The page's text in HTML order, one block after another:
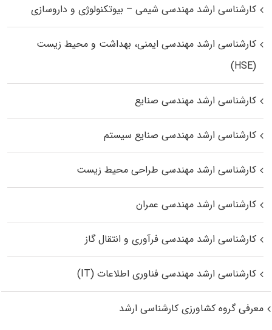
کارشناسی ارشد مهندسی شیمی – بیوتکنولوژی و داروسازی
کارشناسی ارشد مهندسی ایمنی، بهداشت و محیط زیست
(HSE)
کارشناسی ارشد مهندسی صنایع
کارشناسی ارشد مهندسی صنایع سیستم
کارشناسی ارشد مهندسی طراحی محیط زیست
کارشناسی ارشد مهندسی عمران
کارشناسی ارشد مهندسی فرآوری و انتقال گاز
کارشناسی ارشد مهندسی فناوری اطلاعات (IT)
معرفی گروه کشاورزی کارشناسی ارشد